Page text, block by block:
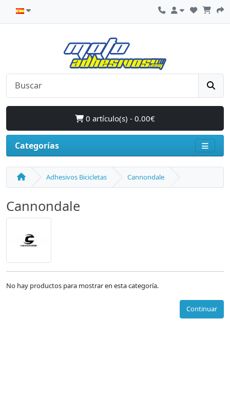
0 artículo(s) - 0.00€
Categorías
Adhesivos Bicicletas Cannondale
Cannondale
No hay productos para mostrar en esta categoría.
Continuar